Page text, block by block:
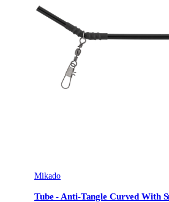
Mikado
Tube - Anti-Tangle Curved With